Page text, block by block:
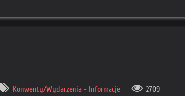
Konwenty/Wydarzenia - Informacje 2709